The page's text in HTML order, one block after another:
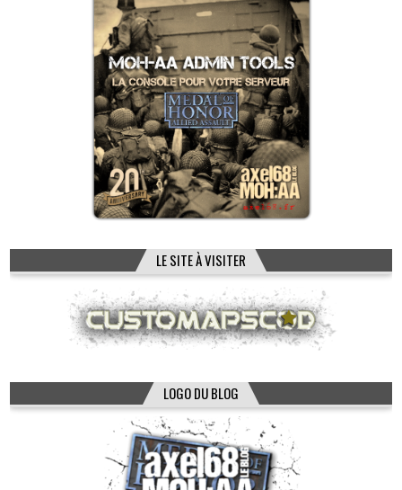
LE SITE À VISITER
LOGO DU BLOG